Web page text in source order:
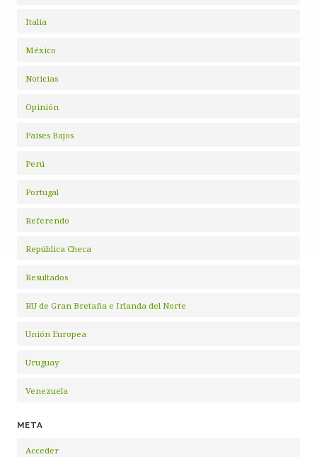
Italia
México
Noticias
Opinión
Países Bajos
Perú
Portugal
Referendo
República Checa
Resultados
RU de Gran Bretaña e Irlanda del Norte
Unión Europea
Uruguay
Venezuela
META
Acceder